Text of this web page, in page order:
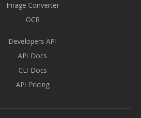
Image Converter
OCR
Developers API
API Docs
CLI Docs
API Pricing